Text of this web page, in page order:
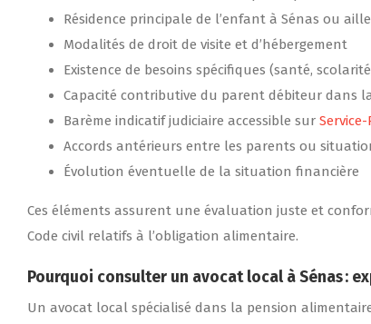
Résidence principale de l’enfant à Sénas ou
Modalités de droit de visite et d’hébergement
Existence de besoins spécifiques (santé,
Capacité contributive du parent débiteur dans
Barème indicatif judiciaire accessible sur
Accords antérieurs entre les parents ou
Évolution éventuelle de la situation financière
Ces éléments assurent une évaluation juste et
Code civil relatifs à l’obligation alimentaire.
Pourquoi consulter un avocat local à Sénas :
Un avocat local spécialisé dans la pension